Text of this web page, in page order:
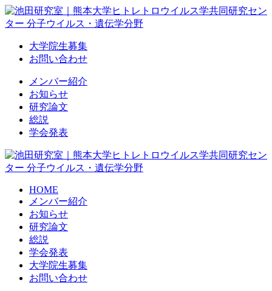
Skip
to
content
大学院生募集
お問い合わせ
メンバー紹介
お知らせ
研究論文
総説
学会発表
HOME
メンバー紹介
お知らせ
研究論文
総説
学会発表
大学院生募集
お問い合わせ